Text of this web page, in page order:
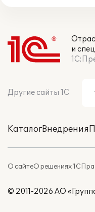
и
Другие сайты 1С
КаталогВнедрения
О сайтеО решениях 1С
© 2011-2026 АО